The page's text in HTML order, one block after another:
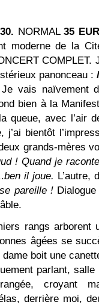
NORMAL35
moderne de la
COMPLET.
panonceau :
Je vais naïvement
bien à la
queue, avec l’air
j’ai bientôt
grands-mères
! Quand je
ben il joue. L’autre,
pareille !
rangs arborent
âgées se
boit une
parlant,
croyant
derrière moi,